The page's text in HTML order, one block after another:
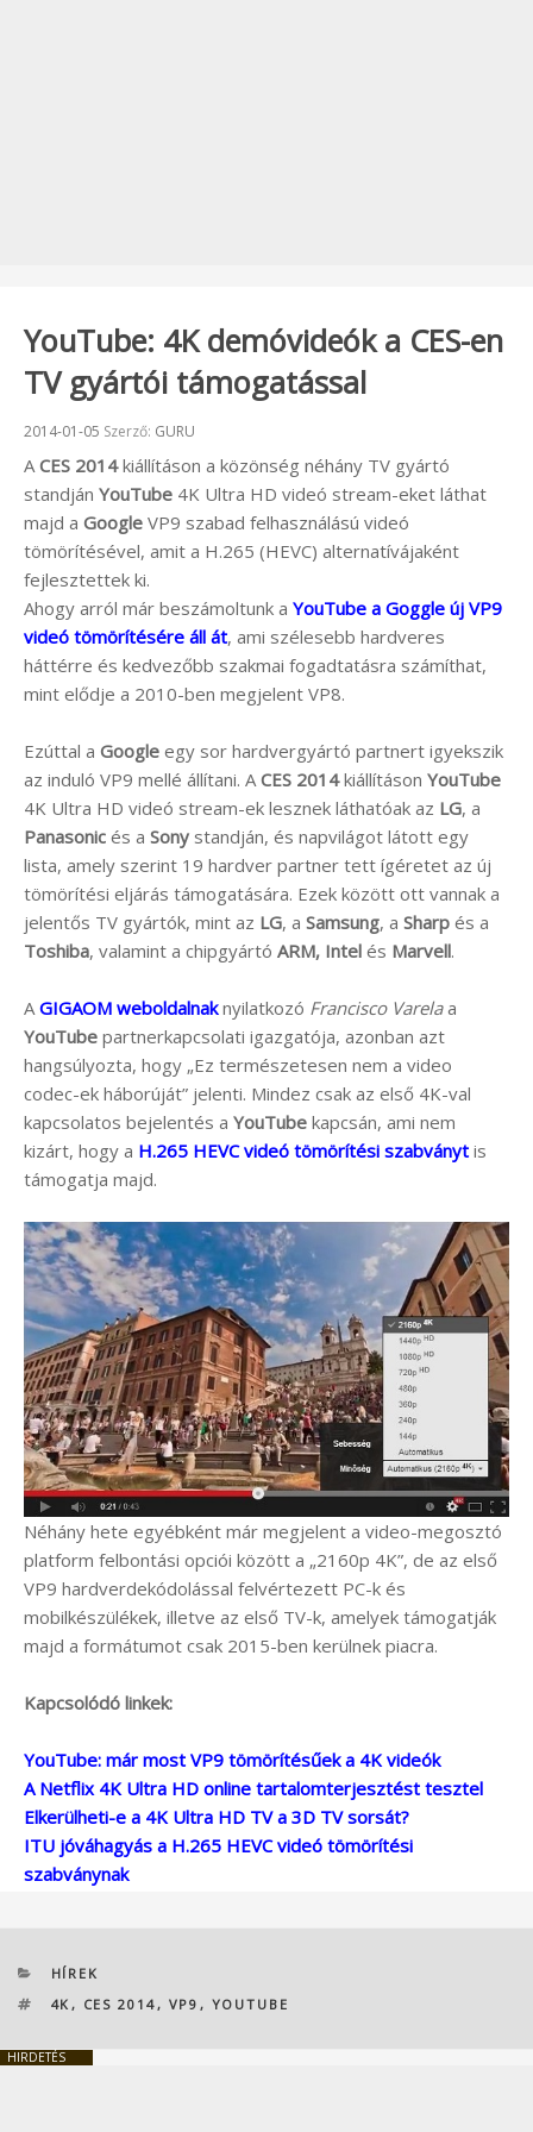
YouTube: 4K demóvideók a CES-en
TV gyártói támogatással
Beküldve:
2014-01-05 Szerző: GURU
A CES 2014kiállításon a közönség néhány TV gyártó
standján YouTube 4K Ultra HD videó stream-eket láthat
majd a Google VP9 szabad felhasználású videó
tömörítésével, amit a H.265 (HEVC) alternatívájaként
fejlesztettek ki.
Ahogy arról már beszámoltunk a YouTube a Goggle új VP9
videó tömörítésére áll át, ami szélesebb hardveres
háttérre és kedvezőbb szakmai fogadtatásra számíthat,
mint elődje a 2010-ben megjelent VP8.
Ezúttal a Google egy sor hardvergyártó partnert igyekszik
az induló VP9 mellé állítani. A CES 2014kiállításon YouTube
4K Ultra HD videó stream-ek lesznek láthatóak az LG, a
Panasonic és a Sony standján, és napvilágot látott egy
lista, amely szerint 19 hardver partner tett ígéretet az új
tömörítési eljárás támogatására. Ezek között ott vannak a
jelentős TV gyártók, mint az LG, a Samsung, a Sharp és a
Toshiba, valamint a chipgyártó ARM, Intel és Marvell.
A GIGAOM weboldalnaknyilatkozó Francisco Varelaa
YouTube partnerkapcsolati igazgatója, azonban azt
hangsúlyozta, hogy „Ez természetesen nem a video
codec-ek háborúját” jelenti. Mindez csak az első 4K-val
kapcsolatos bejelentés a YouTube kapcsán, ami nem
kizárt, hogy a H.265 HEVC videó tömörítési szabványt is
támogatja majd.
Néhány hete egyébként már megjelent a video-megosztó
platform felbontási opciói között a „2160p 4K”, de az első
VP9 hardverdekódolással felvértezett PC-k és
mobilkészülékek, illetve az első TV-k, amelyek támogatják
majd a formátumot csak 2015-ben kerülnek piacra.
Kapcsolódó linkek:
YouTube: már most VP9 tömörítésűek a 4K videók
A Netflix 4K Ultra HD online tartalomterjesztést tesztel
Elkerülheti-e a 4K Ultra HD TV a 3D TV sorsát?
ITU jóváhagyás a H.265 HEVC videó tömörítési
szabványnak
KATEGÓRIÁK
HÍREK
CÍMKÉK
4K , CES 2014 , VP9 , YOUTUBE
HIRDETÉS